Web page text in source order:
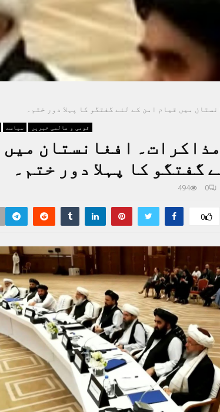
میں قیام امن کے لئے گفتگو کا پہلا دور ختم۔
سیاست قومی و عالمی خبریں
افغانستان میں
گفتگو کا پہلا دور ختم۔
0
494
0